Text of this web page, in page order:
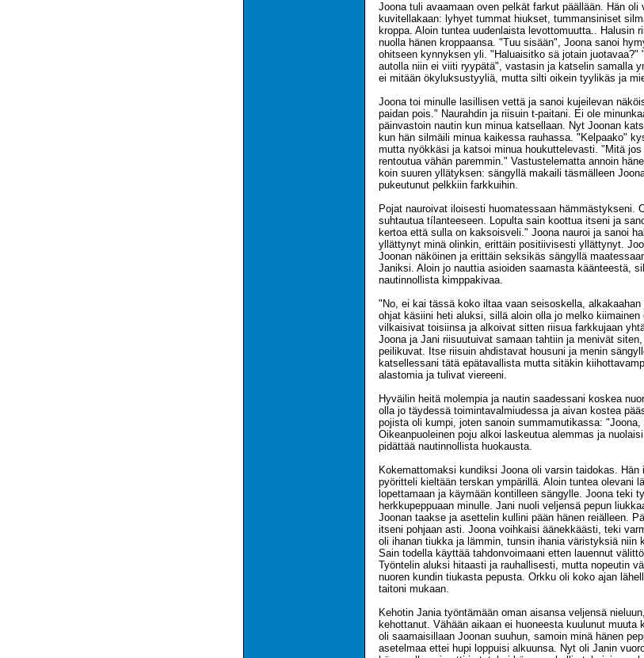
Joona tuli avaamaan oven pelkät farkut päällään. Hän
kuvitellakaan: lyhyet tummat hiukset, tummansiniset
kroppa. Aloin tuntea uudenlaista levottomuutta.. Halusin
nuolla hänen kroppaansa. "Tuu sisään", Joona sanoi
ohitseen kynnyksen yli. "Haluaisitko sä jotain juotavaa?"
autolla niin ei viiti ryypätä", vastasin ja katselin samalla
ei mitään ökyluksustyyliä, mutta silti oikein tyylikäs ja
Joona toi minulle lasillisen vettä ja sanoi kujeilevan
paidan pois." Naurahdin ja riisuin t-paitani. Ei ole
päinvastoin nautin kun minua katsellaan. Nyt Joonan
kun hän silmäili minua kaikessa rauhassa. "Kelpaako"
mutta nyökkäsi ja katsoi minua houkuttelevasti. "Mitä
rentoutua vähän paremmin." Vastustelematta annoin
koin suuren yllätyksen: sängyllä makaili täsmälleen
pukeutunut pelkkiin farkkuihin.
Pojat nauroivat iloisesti huomatessaan hämmästykseni.
suhtautua tílanteeseen. Lopulta sain koottua itseni ja
kertoa että sulla on kaksoisveli." Joona nauroi ja sanoi
yllättynyt minä olinkin, erittäin positiivisesti yllättynyt.
Joonan näköinen ja erittäin seksikäs sängyllä
Janiksi. Aloin jo nauttia asioiden saamasta käänteestä,
nautinnollista kimppakivaa.
"No, ei kai tässä koko iltaa vaan seisoskella,
ohjat käsiini heti aluksi, sillä aloin olla jo melko
vilkaisivat toisiinsa ja alkoivat sitten riisua farkkujaan
Joona ja Jani riisuutuivat samaan tahtiin ja menivät
peilikuvat. Itse riisuin ahdistavat housuni ja menin
katsellessani tätä epätavallista mutta sitäkin
alastomia ja tulivat viereeni.
Hyväilin heitä molempia ja nautin saadessani koskea
olla jo täydessä toimintavalmiudessa ja aivan kostea
pojista oli kumpi, joten sanoin summamutikassa:
Oikeanpuoleinen poju alkoi laskeutua alemmas ja
pidättää nautinnollista huokausta.
Kokemattomaksi kundiksi Joona oli varsin taidokas.
pyöritteli kieltään terskan ympärillä. Aloin tuntea olevani
lopettamaan ja käymään kontilleen sängylle. Joona teki
herkkupeppuaan minulle. Jani nuoli veljensä pepun
Joonan taakse ja asettelin kullini pään hänen reiälleen.
itseni pohjaan asti. Joona voihkaisi äänekkäästi, teki
oli ihanan tiukka ja lämmin, tunsin ihania väristyksiä niin
Sain todella käyttää tahdonvoimaani etten lauennut
Työntelin aluksi hitaasti ja rauhallisesti, mutta nopeutin
nuoren kundin tiukasta pepusta. Orkku oli koko ajan
taitoni mukaan.
Kehotin Jania työntämään oman aisansa veljensä
kehottanut. Vähään aikaan ei huoneesta kuulunut muuta
oli saamaisillaan Joonan suuhun, samoin minä hänen
asetelmaa ettei hupi loppuisi alkuunsa. Nyt oli Janin